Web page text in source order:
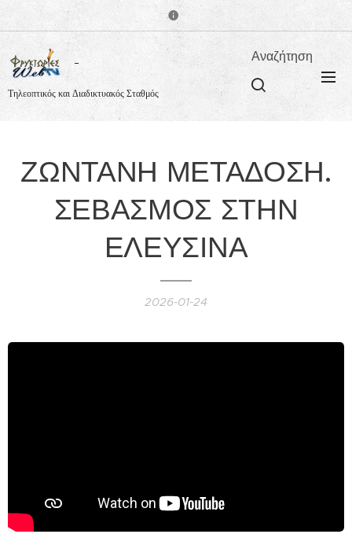
Τηλεοπτικός και Διαδικτυακός Σταθμός
Αναζήτηση
ΖΩΝΤΑΝΗ ΜΕΤΑΔΟΣΗ.
ΣΕΒΑΣΜΟΣ ΣΤΗΝ
ΕΛΕΥΣΙΝΑ
2026-01-24